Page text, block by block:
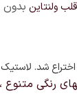
ولنتاین بدون
اختراع شد.
رنگی